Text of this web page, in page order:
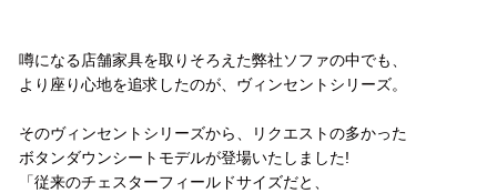
噂になる店舗家具を取りそろえた弊社ソファの中でも、
より座り心地を追求したのが、ヴィンセントシリーズ。
そのヴィンセントシリーズから、リクエストの多かった
ボタンダウンシートモデルが登場いたしました!
「従来のチェスターフィールドサイズだと、